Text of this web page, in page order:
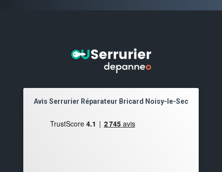
Avis Serrurier Réparateur Bricard Noisy-le-Sec